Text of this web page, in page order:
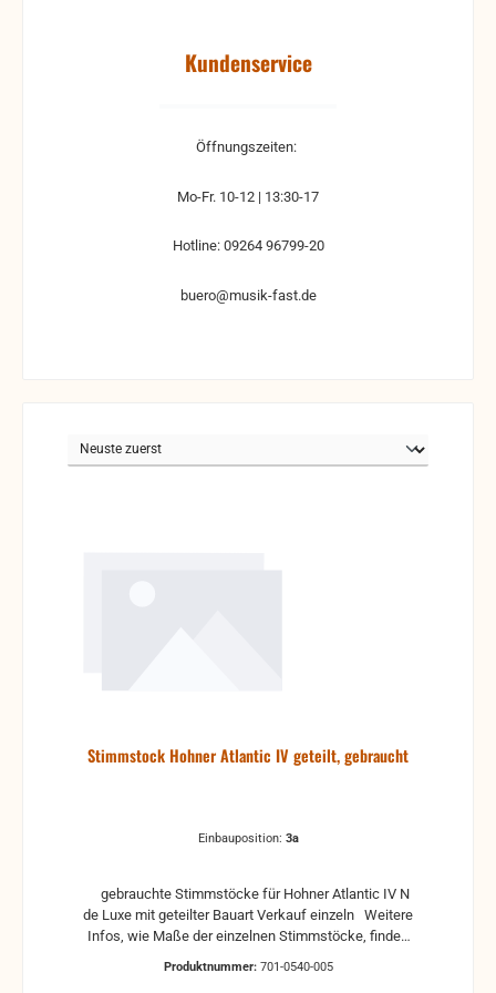
Kundenservice
Öffnungszeiten:
Mo-Fr. 10-12 | 13:30-17
Hotline: 09264 96799-20
buero@musik-fast.de
Stimmstock Hohner Atlantic IV geteilt, gebraucht
Einbauposition: 3a
de Luxe mit geteilter Bauart Verkauf einzeln Weitere
Infos, wie Maße der einzelnen Stimmstöcke, finden
Produktnummer: 701-0540-005